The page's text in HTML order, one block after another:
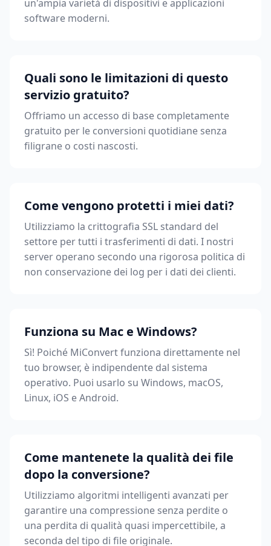
un'ampia varietà di dispositivi e applicazioni
software moderni.
Quali sono le limitazioni di questo
servizio gratuito?
Offriamo un accesso di base completamente
gratuito per le conversioni quotidiane senza
filigrane o costi nascosti.
Come vengono protetti i miei dati?
Utilizziamo la crittografia SSL standard del
settore per tutti i trasferimenti di dati. I nostri
server operano secondo una rigorosa politica di
non conservazione dei log per i dati dei clienti.
Funziona su Mac e Windows?
Sì! Poiché MiConvert funziona direttamente nel
tuo browser, è indipendente dal sistema
operativo. Puoi usarlo su Windows, macOS,
Linux, iOS e Android.
Come mantenete la qualità dei file
dopo la conversione?
Utilizziamo algoritmi intelligenti avanzati per
garantire una compressione senza perdite o
una perdita di qualità quasi impercettibile, a
seconda del tipo di file originale.